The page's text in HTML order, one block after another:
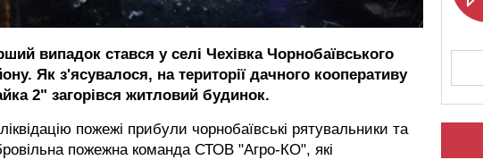
випадок стався у селі Чехівка Чорнобаївського
Як з'ясувалося, на території дачного кооперативу
2" загорівся житловий будинок.
пожежі прибули чорнобаївські рятувальники та
пожежна команда СТОВ "Агро-КО", які